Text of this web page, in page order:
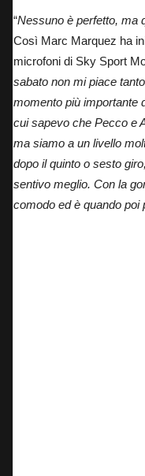
“Nessuno è perfetto, ma
Così Marc Marquez ha
microfoni di Sky Sport
sabato non mi piace
momento più importante
cui sapevo che Pecco e
ma siamo a un livello
dopo il quinto o sesto
sentivo meglio. Con la
comodo ed è quando poi